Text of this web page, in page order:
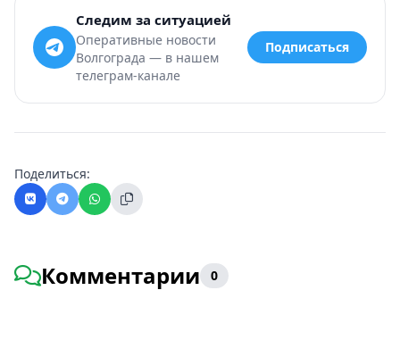
Следим за ситуацией
Оперативные новости
Волгограда — в нашем
телеграм-канале
Подписаться
Поделиться:
Комментарии 0